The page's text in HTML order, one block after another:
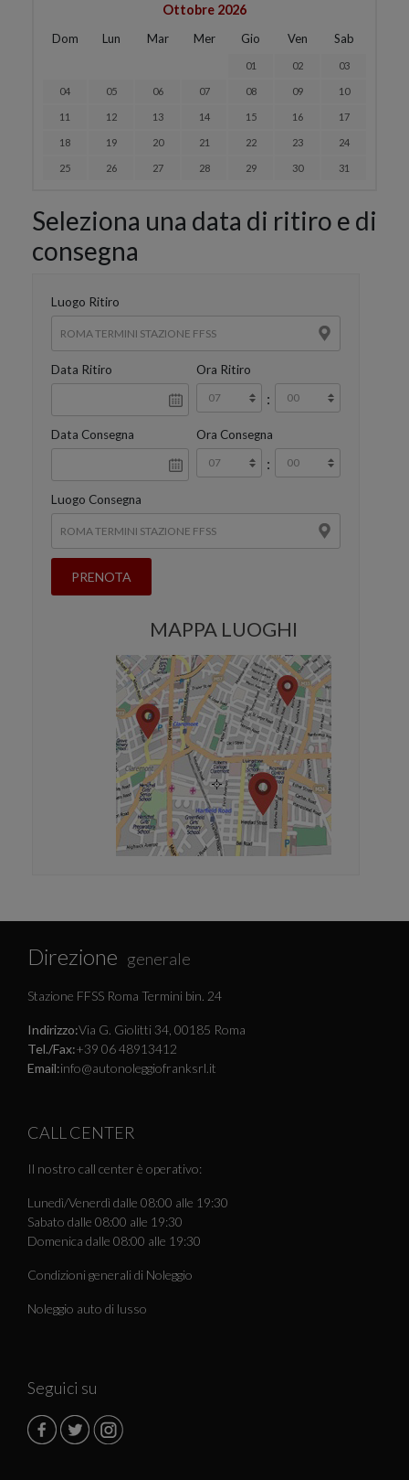
Ottobre 2026
Dom Lun Mar Mer Gio Ven Sab
01 02 03
04 05 06 07 08 09 10
11 12 13 14 15 16 17
18 19 20 21 22 23 24
25 26 27 28 29 30 31
Seleziona una data di ritiro e di
consegna
Luogo Ritiro
Data Ritiro Ora Ritiro
:
Data Consegna Ora Consegna
:
Luogo Consegna
MAPPA LUOGHI
Direzione generale
Stazione FFSS Roma Termini bin. 24
Indirizzo:Via G. Giolitti 34, 00185 Roma
Tel./Fax:+39 06 48913412
Email:info@autonoleggiofranksrl.it
CALL CENTER
Il nostro call center è operativo:
Lunedì/Venerdì dalle 08:00 alle 19:30
Sabato dalle 08:00 alle 19:30
Domenica dalle 08:00 alle 19:30
Condizioni generali di Noleggio
Noleggio auto di lusso
Seguici su